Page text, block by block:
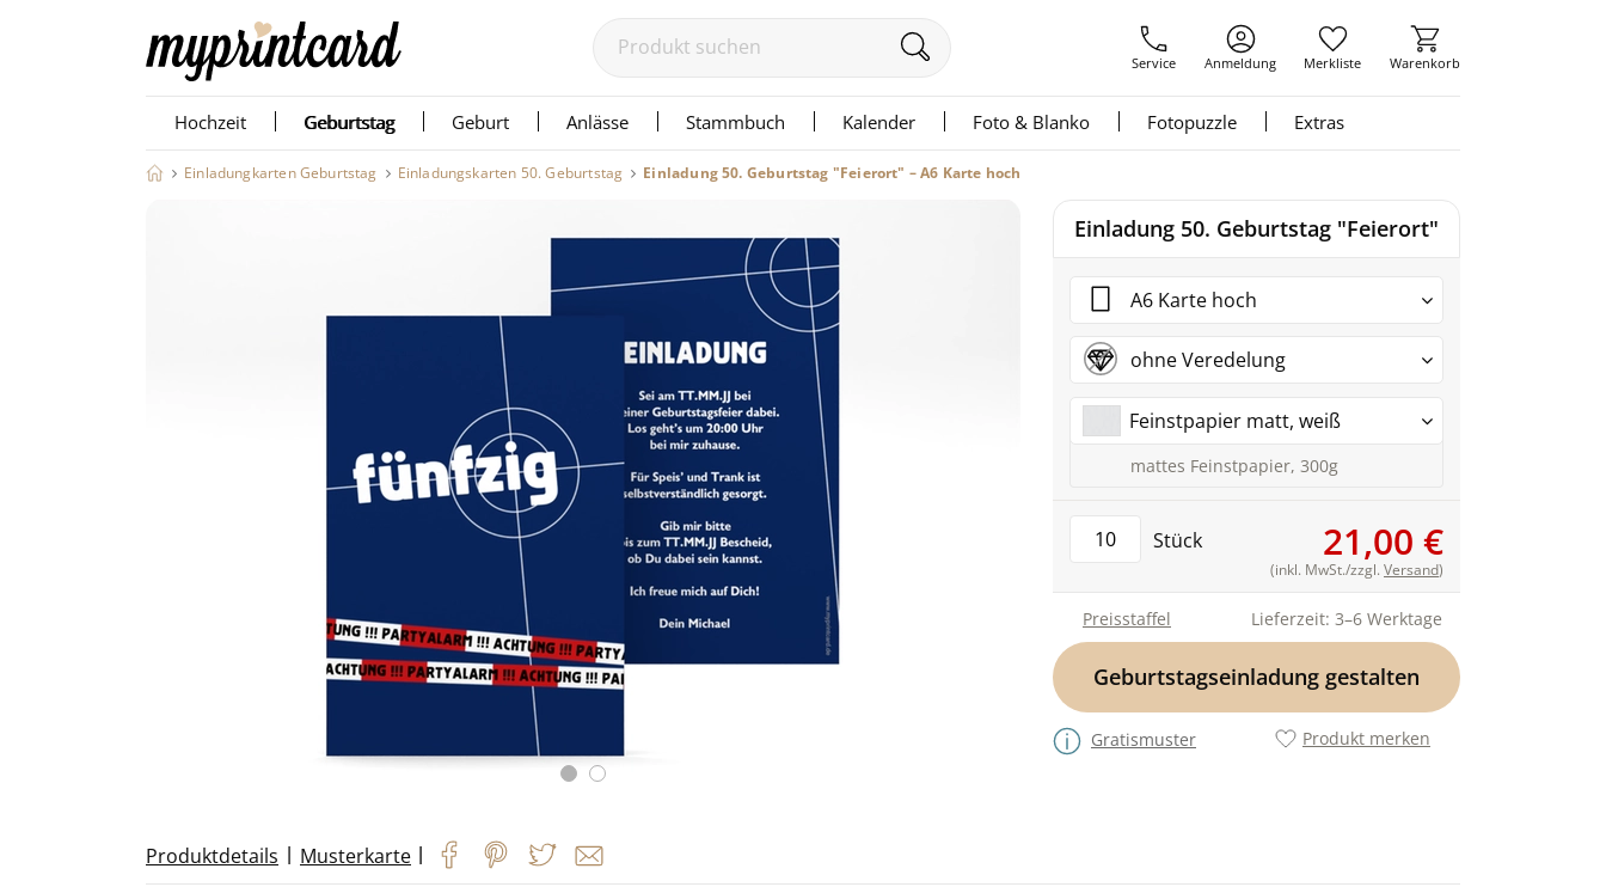
Service Anmeldung Merkliste Warenkorb
Hochzeit Geburtstag Geburt Anlässe Stammbuch Kalender Foto & Blanko Fotopuzzle Extras
Einladungkarten Geburtstag Einladungskarten 50. Geburtstag Einladung 50. Geburtstag "Feierort" – A6 Karte hoch
Einladung 50. Geburtstag "Feierort"
A6 Karte hoch
ohne Veredelung
Feinstpapier matt, weiß
mattes Feinstpapier, 300g
Stück 21,00 €
(inkl. MwSt./zzgl. Versand)
Lieferzeit: 3–6 Werktage
Preisstaffel
Geburtstagseinladung gestalten
Produkt merken
Gratismuster
Produktdetails | Musterkarte |